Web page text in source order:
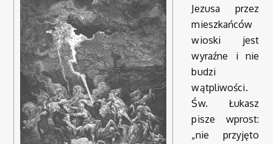
Jezusa przez
mieszkańców
wioski jest
wyraźne i nie
budzi
wątpliwości.
Św. Łukasz
pisze wprost:
„nie przyjęto